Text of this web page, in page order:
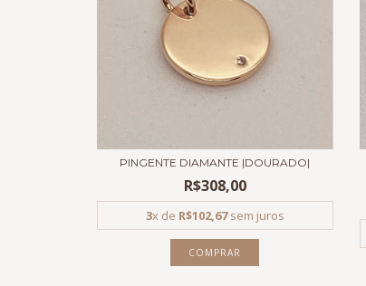
PINGENTE DIAMANTE |DOURADO|
R$308,00
3x de R$102,67sem juros